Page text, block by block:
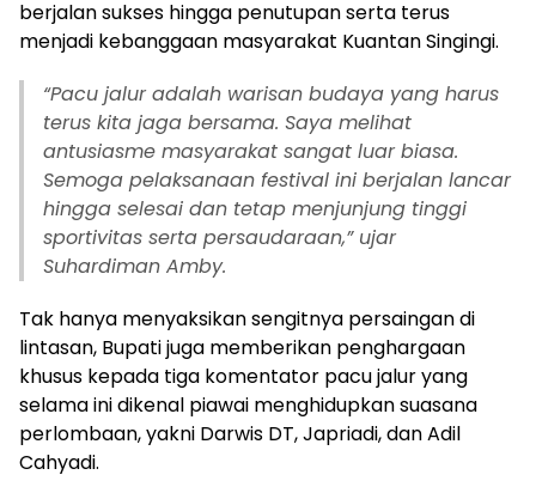
berjalan sukses hingga penutupan serta terus
menjadi kebanggaan masyarakat Kuantan Singingi.
“Pacu jalur adalah warisan budaya yang harus
terus kita jaga bersama. Saya melihat
antusiasme masyarakat sangat luar biasa.
Semoga pelaksanaan festival ini berjalan lancar
hingga selesai dan tetap menjunjung tinggi
sportivitas serta persaudaraan,” ujar
Suhardiman Amby.
Tak hanya menyaksikan sengitnya persaingan di
lintasan, Bupati juga memberikan penghargaan
khusus kepada tiga komentator pacu jalur yang
selama ini dikenal piawai menghidupkan suasana
perlombaan, yakni Darwis DT, Japriadi, dan Adil
Cahyadi.